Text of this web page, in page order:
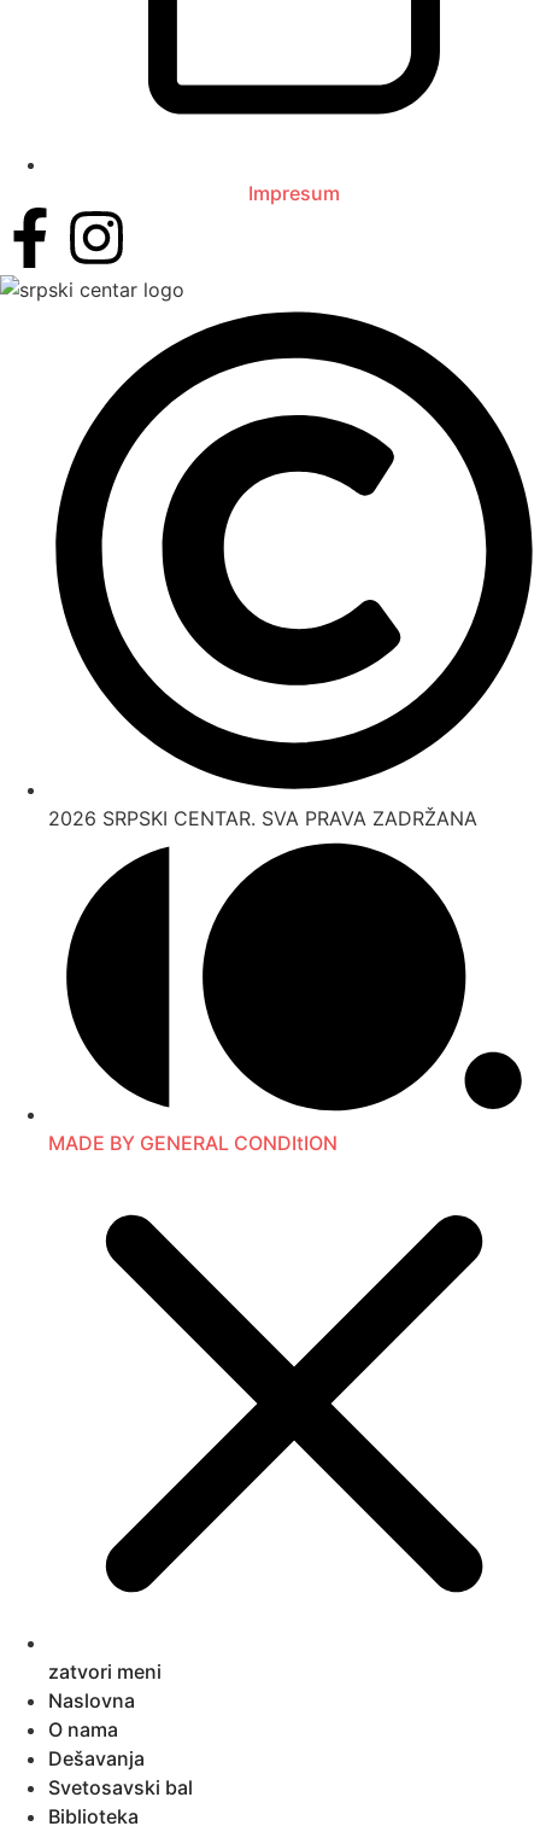
Impresum
2026 SRPSKI CENTAR. SVA PRAVA ZADRŽANA
MADE BY GENERAL CONDItION
zatvori meni
Naslovna
O nama
Dešavanja
Svetosavski bal
Biblioteka